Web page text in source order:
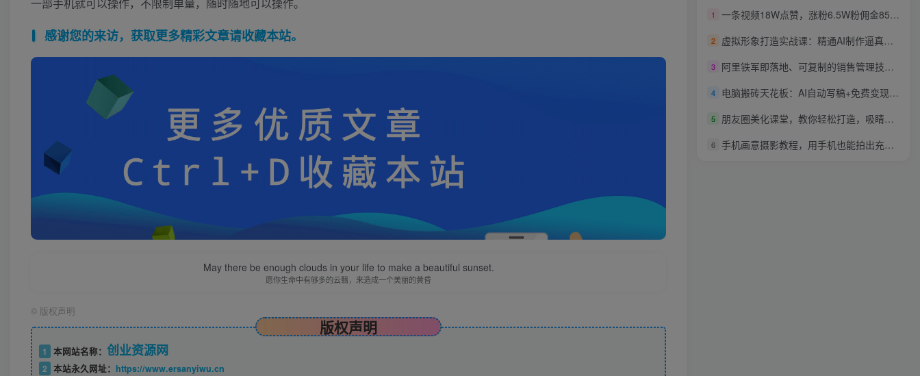
感谢您的来访，获取更多精彩文章请收藏本站。
May there be enough clouds in your life to make a beautiful sunset.
愿你生命中有够多的云翳，来造成一个美丽的黄昏
© 版权声明
版权声明
1 本网站名称： 创业资源网
2 本站永久网址： https://www.ersanyiwu.cn
1 一条视频18W点赞，涨粉6.5W粉佣金8541米，视频号+抖音=王炸
2 虚拟形象打造实战课：精通AI制作逼真数字人，足不出镜轻松开展产品带货与变现
3 阿里铁军即落地、可复制的销售管理技能，不能拿业绩的管理技能都在扯淡
4 电脑搬砖天花板：AI自动写稿+免费变现渠道，月稳定2W，长期稳定可做
5 朋友圈美化课堂，教你轻松打造，吸睛又吸金的朋友圈，私域不看，变现少一半
6 手机画意摄影教程，用手机也能拍出充满画意的摄影大片